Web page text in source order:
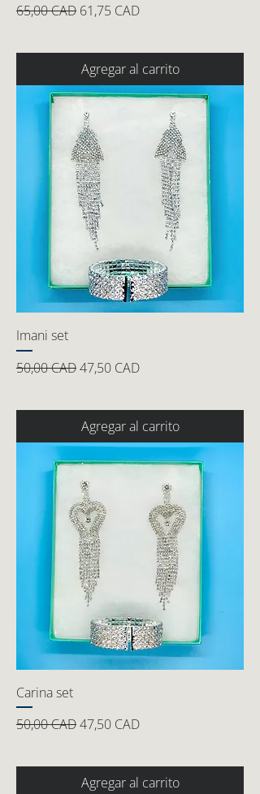
Precio
65,00 CAD Precio de oferta
61,75 CAD
Agregar al carrito
Imani set
Precio
50,00 CADPrecio de oferta
47,50 CAD
Agregar al carrito
Carina set
Precio
50,00 CADPrecio de oferta
47,50 CAD
Agregar al carrito